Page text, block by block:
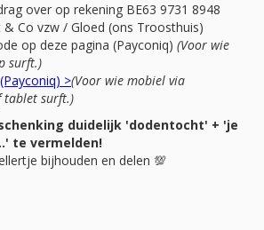
over op rekening BE63 9731 8948
Co vzw / Gloed (ons Troosthuis)
op deze pagina (Payconiq) (Voor wie
surft.)
>(Voor wie mobiel via
tablet surft.)
duidelijk 'dodentocht' + 'je
te vermelden!
bijhouden en delen 💯